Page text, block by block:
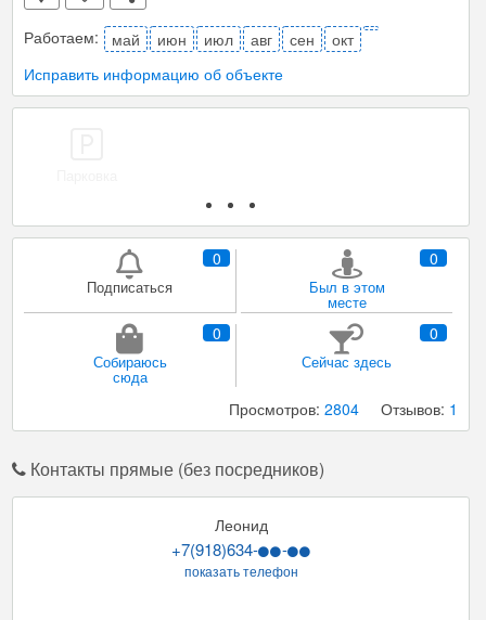
Работаем: май июн июл авг сен
окт
Исправить информацию об объекте
0
Подписаться
0
Был в этом
месте
0
Собираюсь
сюда
0
Сейчас здесь
Отзывов: 1
Просмотров: 2804
Контакты прямые (без посредников)
Леонид
+7(918)634- -
показать телефон